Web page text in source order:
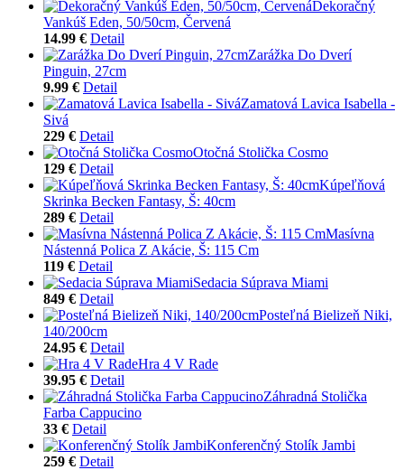
Dekoračný
Vankúš Eden, 50/50cm, Červená
14.99 € Detail
Zarážka Do Dverí
Pinguin, 27cm
9.99 € Detail
Zamatová Lavica Isabella -
Sivá
229 € Detail
Otočná Stolička Cosmo
129 € Detail
Kúpeľňová
Skrinka Becken Fantasy, Š: 40cm
289 € Detail
Masívna
Nástenná Polica Z Akácie, Š: 115 Cm
119 € Detail
Sedacia Súprava Miami
849 € Detail
Posteľná Bielizeň Niki,
140/200cm
24.95 € Detail
Hra 4 V Rade
39.95 € Detail
Záhradná Stolička
Farba Cappucino
33 € Detail
Konferenčný Stolík Jambi
259 € Detail